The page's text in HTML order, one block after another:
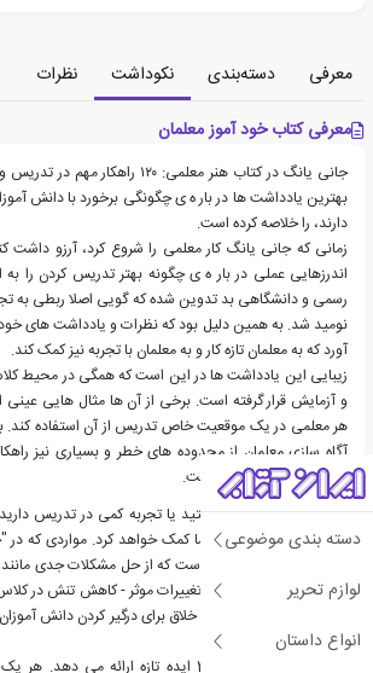
دسته بندی موضوعی
لوازم تحریر
انواع داستان
معرفی دسته‌بندی نکوداشت
نظرات
معرفی کتاب خود آموز معلمان
بهترین یادداشت ها در بار ه ی چگونگی برخورد با دانش
دارند، را خلاصه کرده است.
زمانی که جانی یانگ کار معلمی را شروع کرد، آرزو
اندرزهایی عملی در بار ه ی چگونه بهتر تدریس کردن را
رسمی و دانشگاهی بد تدوین شده که گویی اصلا ربطی به
نومید شد. به همین دلیل بود که نظرات و یادداشت های
آورد که به معلمان تازه کار و به معلمان با تجربه نیز کمک کند.
زیبایی این یادداشت ها در این است که همگی در محیط
و آزمایش قرار گرفته است. برخی از آن ها مثال هایی
هر معلمی در یک موقعیت خاص تدریس از آن استفاده کند.
آگاه سازی معلمان از محدوده های خطر و بسیاری نیز
کردن با شاگردان بدقلق است.
اگر یک معلم باتجربه هستید یا تجربه کمی در تدریس
کتاب وجود دارد که به شما کمک خواهد کرد. مواردی که در
شده است شامل مواردی است که از حل مشکلات جدی مانند
شده و تا حتی کوچکترین تغییرات موثر - کاهش تنش در
زبان بدن و استفاده از زبان خلاق برای درگیر کردن دانش
دهد.